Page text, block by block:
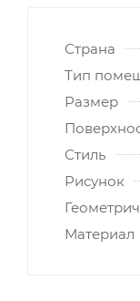
Страна
Тип
Размер
Стиль
Рисунок
Материал